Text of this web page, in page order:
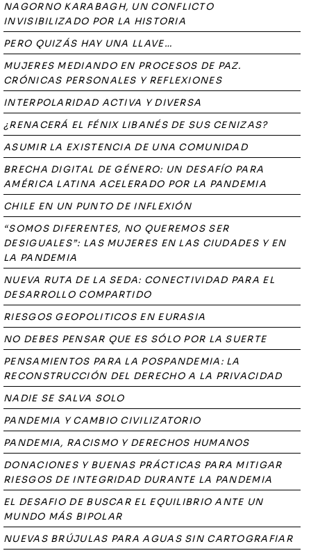
NAGORNO KARABAGH, UN CONFLICTO
INVISIBILIZADO POR LA HISTORIA
PERO QUIZÁS HAY UNA LLAVE…
MUJERES MEDIANDO EN PROCESOS DE PAZ.
CRÓNICAS PERSONALES Y REFLEXIONES
INTERPOLARIDAD ACTIVA Y DIVERSA
¿RENACERÁ EL FÉNIX LIBANÉS DE SUS CENIZAS?
ASUMIR LA EXISTENCIA DE UNA COMUNIDAD
BRECHA DIGITAL DE GÉNERO: UN DESAFÍO PARA
AMÉRICA LATINA ACELERADO POR LA PANDEMIA
CHILE EN UN PUNTO DE INFLEXIÓN
“SOMOS DIFERENTES, NO QUEREMOS SER
DESIGUALES”: LAS MUJERES EN LAS CIUDADES Y EN
LA PANDEMIA
NUEVA RUTA DE LA SEDA: CONECTIVIDAD PARA EL
DESARROLLO COMPARTIDO
RIESGOS GEOPOLITICOS EN EURASIA
NO DEBES PENSAR QUE ES SÓLO POR LA SUERTE
PENSAMIENTOS PARA LA POSPANDEMIA: LA
RECONSTRUCCIÓN DEL DERECHO A LA PRIVACIDAD
NADIE SE SALVA SOLO
PANDEMIA Y CAMBIO CIVILIZATORIO
PANDEMIA, RACISMO Y DERECHOS HUMANOS
DONACIONES Y BUENAS PRÁCTICAS PARA MITIGAR
RIESGOS DE INTEGRIDAD DURANTE LA PANDEMIA
EL DESAFIO DE BUSCAR EL EQUILIBRIO ANTE UN
MUNDO MÁS BIPOLAR
NUEVAS BRÚJULAS PARA AGUAS SIN CARTOGRAFIAR